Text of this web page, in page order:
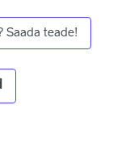
Saada teade!